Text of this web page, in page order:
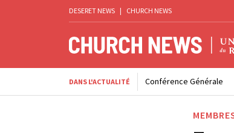
DESERET NEWS | CHURCH NEWS
DANS L'ACTUALITÉ Conférence Générale